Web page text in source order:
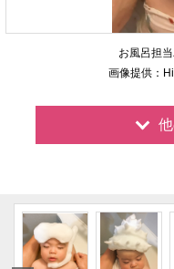
お風呂担
画像提供：